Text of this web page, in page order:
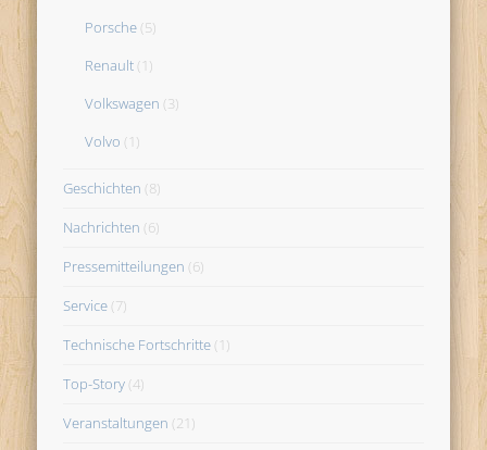
Porsche (5)
Renault (1)
Volkswagen (3)
Volvo (1)
Geschichten (8)
Nachrichten (6)
Pressemitteilungen (6)
Service (7)
Technische Fortschritte (1)
Top-Story (4)
Veranstaltungen (21)